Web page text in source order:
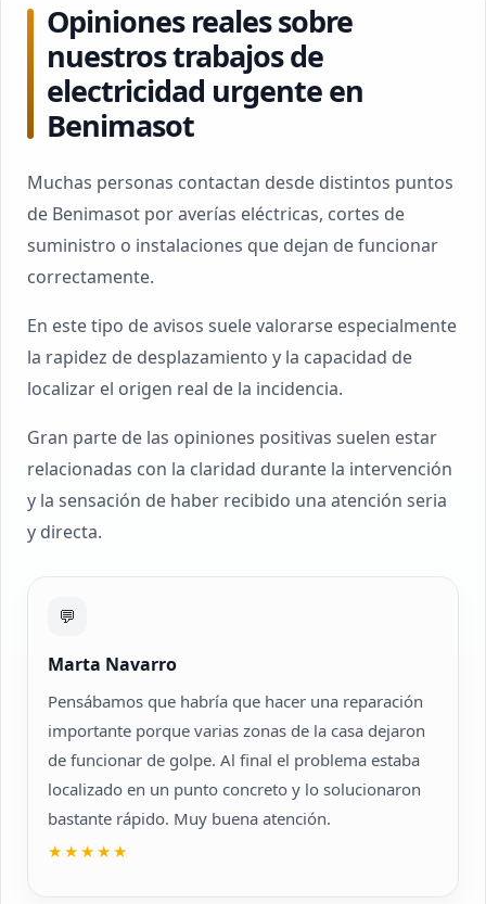
Opiniones reales sobre
nuestros trabajos de
electricidad urgente en
Benimasot
Muchas personas contactan desde distintos puntos
de Benimasot por averías eléctricas, cortes de
suministro o instalaciones que dejan de funcionar
correctamente.
En este tipo de avisos suele valorarse especialmente
la rapidez de desplazamiento y la capacidad de
localizar el origen real de la incidencia.
Gran parte de las opiniones positivas suelen estar
relacionadas con la claridad durante la intervención
y la sensación de haber recibido una atención seria
y directa.
💬
Marta Navarro
Pensábamos que habría que hacer una reparación
importante porque varias zonas de la casa dejaron
de funcionar de golpe. Al final el problema estaba
localizado en un punto concreto y lo solucionaron
bastante rápido. Muy buena atención.
★★★★★